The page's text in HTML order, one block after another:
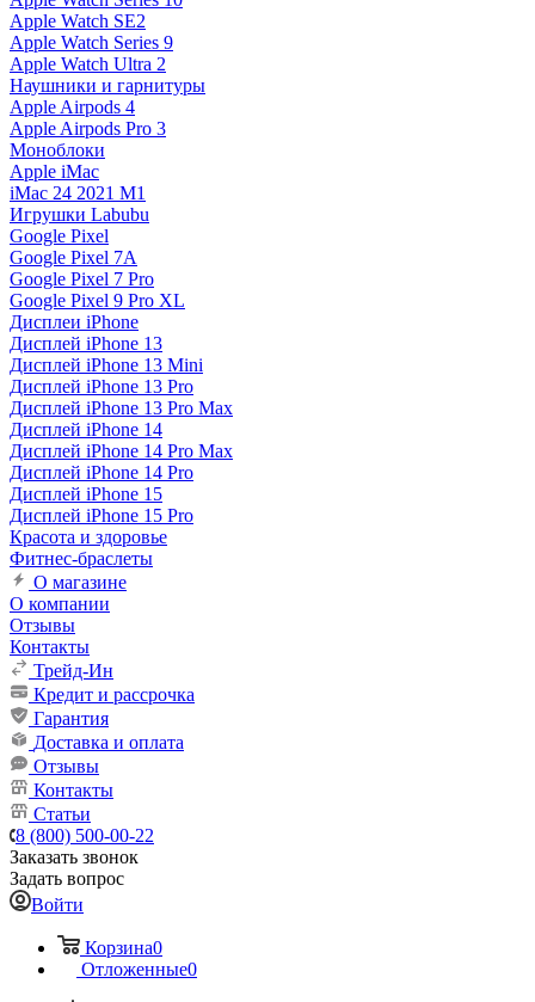
Apple Watch SE2
Apple Watch Series 9
Apple Watch Ultra 2
Наушники и гарнитуры
Apple Airpods 4
Apple Airpods Pro 3
Моноблоки
Apple iMac
iMac 24 2021 M1
Игрушки Labubu
Google Pixel
Google Pixel 7А
Google Pixel 7 Pro
Google Pixel 9 Pro XL
Дисплеи iPhone
Дисплей iPhone 13
Дисплей iPhone 13 Mini
Дисплей iPhone 13 Pro
Дисплей iPhone 13 Pro Max
Дисплей iPhone 14
Дисплей iPhone 14 Pro Max
Дисплей iPhone 14 Pro
Дисплей iPhone 15
Дисплей iPhone 15 Pro
Красота и здоровье
Фитнес-браслеты
О магазине
О компании
Отзывы
Контакты
Трейд-Ин
Кредит и рассрочка
Гарантия
Доставка и оплата
Отзывы
Контакты
Статьи
8 (800) 500-00-22
Заказать звонок
Задать вопрос
Войти
Корзина0
Отложенные0